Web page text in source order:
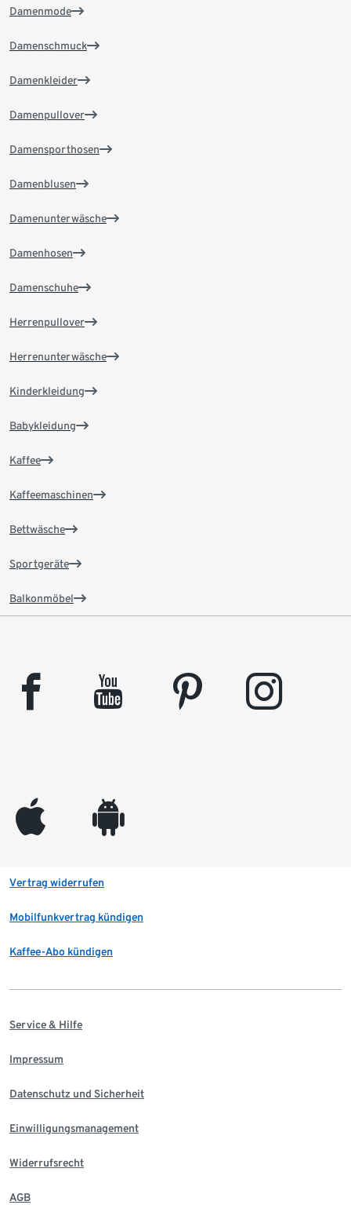
Damenmode
Damenschmuck
Damenkleider
Damenpullover
Damensporthosen
Damenblusen
Damenunterwäsche
Damenhosen
Damenschuhe
Herrenpullover
Herrenunterwäsche
Kinderkleidung
Babykleidung
Kaffee
Kaffeemaschinen
Bettwäsche
Sportgeräte
Balkonmöbel
facebook youtube pinterest instagram
appleinc android
Vertrag widerrufen
Mobilfunkvertrag kündigen
Kaffee-Abo kündigen
Service & Hilfe
Impressum
Datenschutz und Sicherheit
Einwilligungsmanagement
Widerrufsrecht
AGB